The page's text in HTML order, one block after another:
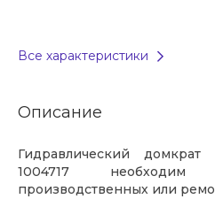
Все характеристики
Описание
Гидравлический
1004717
производственных или